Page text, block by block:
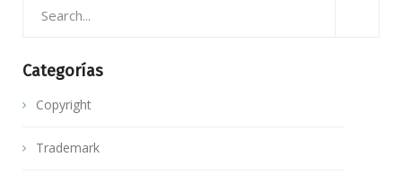
Categorías
Copyright
Trademark